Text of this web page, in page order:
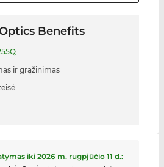
Benefits
ir grąžinimas
iki 2026 m. rugpjūčio 11 d.: